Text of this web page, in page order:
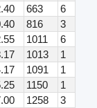
663
6
816
3
1011
6
1013
1
1091
1
1150
1
1258
3